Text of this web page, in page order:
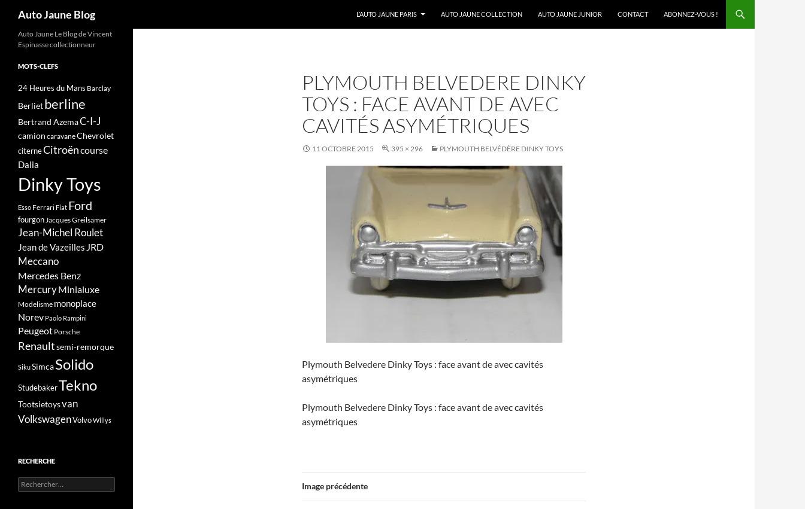
Auto Jaune Blog
L’AUTO JAUNE PARIS
AUTO JAUNE COLLECTION AUTO JAUNE JUNIOR CONTACT ABONNEZ-VOUS !
PLYMOUTH BELVEDERE DINKY
TOYS : FACE AVANT DE AVEC
CAVITÉS ASYMÉTRIQUES
11 OCTOBRE 2015 395 × 296 PLYMOUTH BELVÉDÈRE DINKY TOYS
Plymouth Belvedere Dinky Toys : face avant de avec cavités
asymétriques
Plymouth Belvedere Dinky Toys : face avant de avec cavités
asymétriques
Image précédente
Auto Jaune Le Blog de Vincent
Espinasse collectionneur
MOTS-CLEFS
24 Heures du Mans Barclay
Berlietberline
Bertrand AzemaC-I-J
camion caravaneChevrolet
citerneCitroëncourse
Dalia
Dinky Toys
Esso Ferrari Fiat Ford
fourgonJacques Greilsamer
Jean-Michel Roulet
Jean de Vazeilles JRD
Meccano
Mercedes Benz
MercuryMinialuxe
Modelisme monoplace
Norev Paolo Rampini
Peugeot Porsche
Renaultsemi-remorque
SikuSimcaSolido
StudebakerTekno
Tootsietoysvan
VolkswagenVolvoWillys
RECHERCHE
Rechercher :